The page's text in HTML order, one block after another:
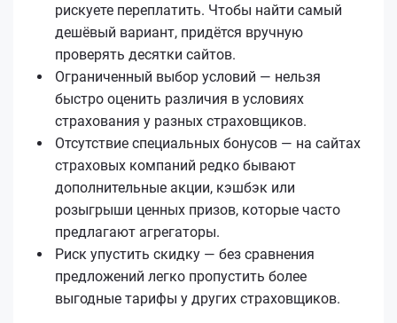
рискуете переплатить. Чтобы найти самый
дешёвый вариант, придётся вручную
проверять десятки сайтов.
Ограниченный выбор условий — нельзя
быстро оценить различия в условиях
страхования у разных страховщиков.
Отсутствие специальных бонусов — на сайтах
страховых компаний редко бывают
дополнительные акции, кэшбэк или
розыгрыши ценных призов, которые часто
предлагают агрегаторы.
Риск упустить скидку — без сравнения
предложений легко пропустить более
выгодные тарифы у других страховщиков.